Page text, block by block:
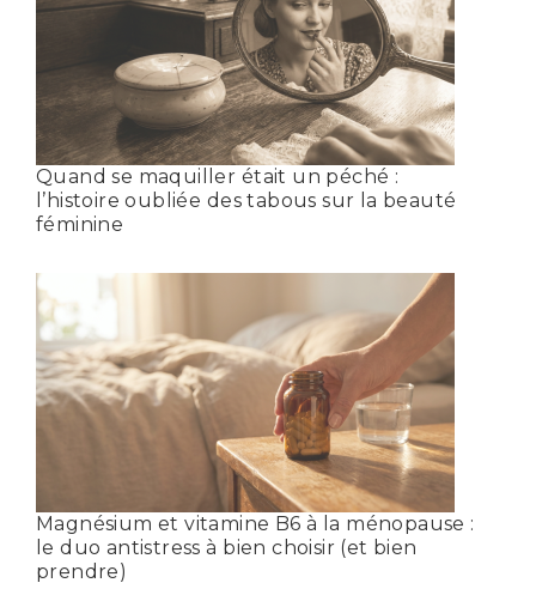
Quand se maquiller était un péché :
l’histoire oubliée des tabous sur la beauté
féminine
Magnésium et vitamine B6 à la ménopause :
le duo antistress à bien choisir (et bien
prendre)